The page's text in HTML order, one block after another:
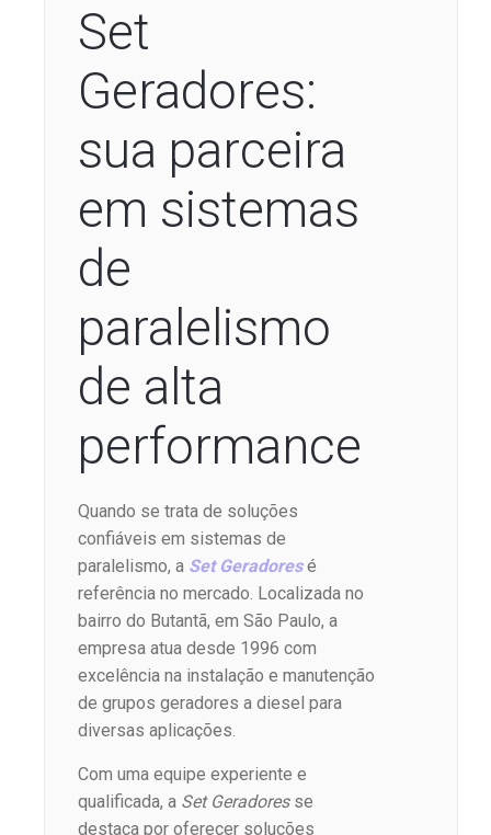
Set
Geradores:
sua parceira
em sistemas
de
paralelismo
de alta
performance
Quando se trata de soluções
confiáveis em sistemas de
paralelismo, a Set Geradoresé
referência no mercado. Localizada no
bairro do Butantã, em São Paulo, a
empresa atua desde 1996 com
excelência na instalação e manutenção
de grupos geradores a diesel para
diversas aplicações.
Com uma equipe experiente e
qualificada, a Set Geradoresse
destaca por oferecer soluções